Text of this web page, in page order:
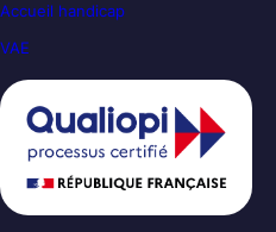
Accueil handicap
VAE